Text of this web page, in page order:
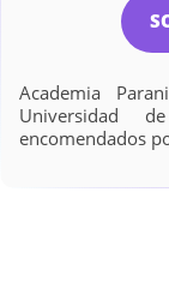
Academia
Universidad
encomendados